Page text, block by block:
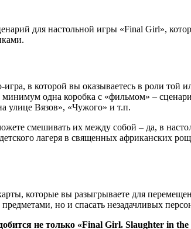
для настольной игры «Final Girl»,
игра, в которой вы оказываетесь в роли
минимум одна коробка с «фильмом» –
улице Вязов», «Чужого» и т.п.
смешивать их между собой – да, в
лагеря в священных африканских
которые вы разыгрываете для
но и спасать незадачливых
не только «Final Girl. Slaughter in